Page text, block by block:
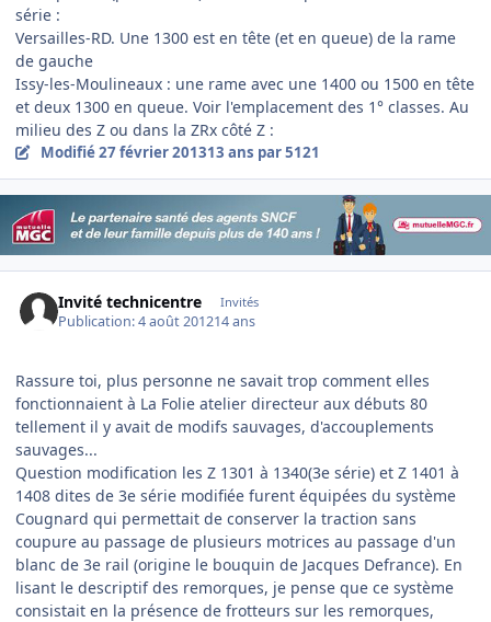
série :
Versailles-RD. Une 1300 est en tête (et en queue) de la rame
de gauche
Issy-les-Moulineaux : une rame avec une 1400 ou 1500 en tête
et deux 1300 en queue. Voir l'emplacement des 1° classes. Au
milieu des Z ou dans la ZRx côté Z :
Modifié27 février 201313 ans par 5121
Invité technicentre Invités
Publication:4 août 201214 ans
Rassure toi, plus personne ne savait trop comment elles
fonctionnaient à La Folie atelier directeur aux débuts 80
tellement il y avait de modifs sauvages, d'accouplements
sauvages...
Question modification les Z 1301 à 1340(3e série) et Z 1401 à
1408 dites de 3e série modifiée furent équipées du système
Cougnard qui permettait de conserver la traction sans
coupure au passage de plusieurs motrices au passage d'un
blanc de 3e rail (origine le bouquin de Jacques Defrance). En
lisant le descriptif des remorques, je pense que ce système
consistait en la présence de frotteurs sur les remorques,